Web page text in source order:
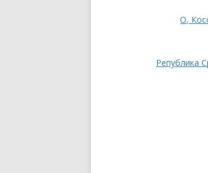
О,
Република